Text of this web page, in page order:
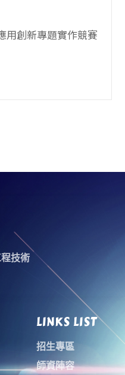
用創新專題實作競賽
LINKS LIST
招生專區
師資陣容
技術